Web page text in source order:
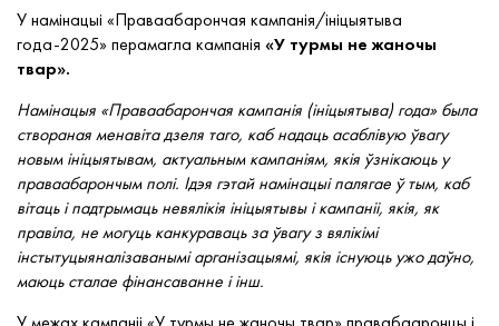
У намінацыі «Праваабарончая кампанія/ініцыятыва
года-2025» перамагла кампанія «У турмы не жаночы
твар».
Намінацыя «Праваабарончая кампанія (ініцыятыва) года» была
створаная менавіта дзеля таго, каб надаць асаблівую ўвагу
новым ініцыятывам, актуальным кампаніям, якія ўзнікаюць у
праваабарончым полі. Ідэя гэтай намінацыі палягае ў тым, каб
вітаць і падтрымаць невялікія ініцыятывы і кампаніі, якія, як
правіла, не могуць канкураваць за ўвагу з вялікімі
інстытуцыяналізаванымі арганізацыямі, якія існуюць ужо даўно,
маюць сталае фінансаванне і інш.